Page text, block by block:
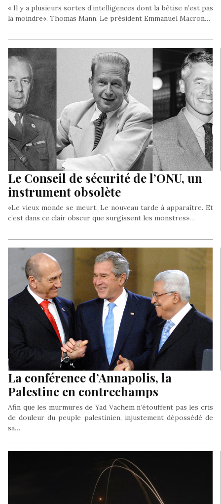
« Il y a plusieurs sortes d’intelligences dont la bêtise n’est pas
la moindre». Thomas Mann. Le président Emmanuel Macron…
Le Conseil de sécurité de l’ONU, un
instrument obsolète
«Le vieux monde se meurt. Le nouveau tarde à apparaître. Et
c’est dans ce clair obscur que surgissent les monstres»…
La conférence d’Annapolis, la
Palestine en contrechamps
Afin que les murmures de Yad Vachem n’étouffent pas les cris
de douleur du peuple palestinien, injustement dépossédé de
sa…